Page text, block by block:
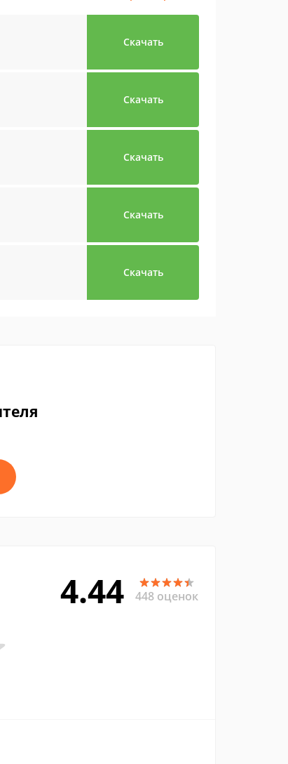
Скачать
Скачать
Скачать
Скачать
Скачать
4.44 448 оценок